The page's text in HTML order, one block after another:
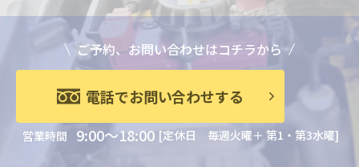
ご予約、お問い合わせはコチラから
電話でお問い合わせする
営業時間 9:00～18:00 [定休日 毎週火曜＋ 第1・第3水曜]